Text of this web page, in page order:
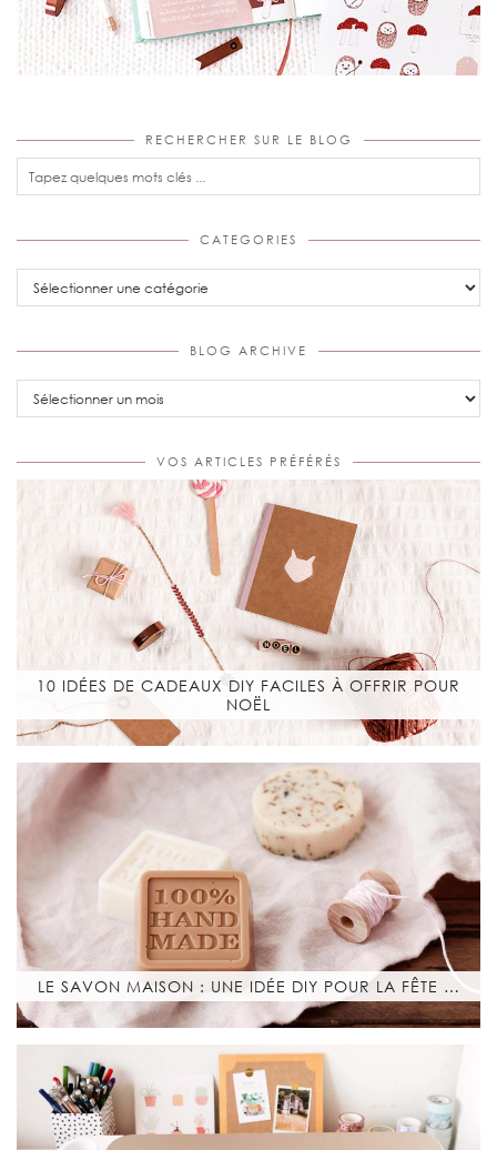
RECHERCHER SUR LE BLOG
CATEGORIES
Categories
BLOG ARCHIVE
Blog
Archive
VOS ARTICLES PRÉFÉRÉS
10 IDÉES DE CADEAUX DIY FACILES À OFFRIR POUR
NOËL
LE SAVON MAISON : UNE IDÉE DIY POUR LA FÊTE …